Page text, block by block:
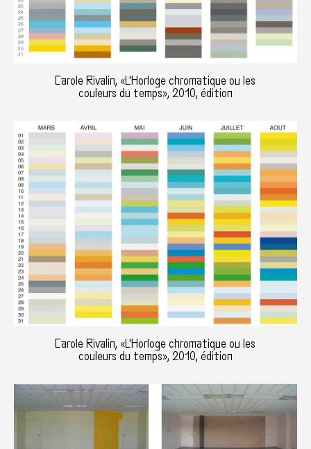
Carole Rivalin, «L'Horloge chromatique ou les
couleurs du temps», 2010, édition
Carole Rivalin, «L'Horloge chromatique ou les
couleurs du temps», 2010, édition